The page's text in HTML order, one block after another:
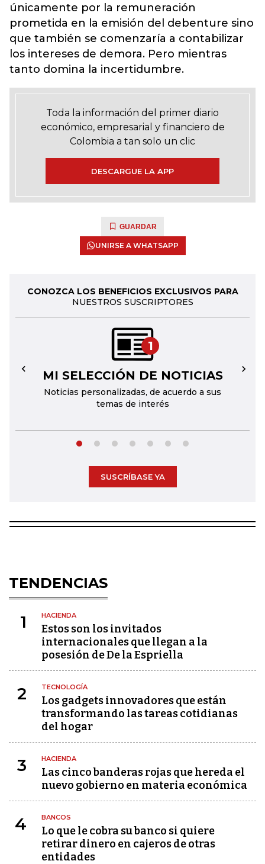
únicamente por la remuneración
prometida en la emisión del debenture sino
que también se comenzaría a contabilizar
los intereses de demora. Pero mientras
tanto domina la incertidumbre.
Toda la información del primer diario
económico, empresarial y financiero de
Colombia a tan solo un clic
DESCARGUE LA APP
GUARDAR
UNIRSE A WHATSAPP
CONOZCA LOS BENEFICIOS EXCLUSIVOS PARA
NUESTROS SUSCRIPTORES
1
MI SELECCIÓN DE NOTICIAS
Noticias personalizadas, de acuerdo a sus
temas de interés
← →
SUSCRÍBASE YA
TENDENCIAS
1 HACIENDA
Estos son los invitados
internacionales que llegan a la
posesión de De la Espriella
2 TECNOLOGÍA
Los gadgets innovadores que están
transformando las tareas cotidianas
del hogar
3 HACIENDA
Las cinco banderas rojas que hereda el
nuevo gobierno en materia económica
4 BANCOS
Lo que le cobra su banco si quiere
retirar dinero en cajeros de otras
entidades